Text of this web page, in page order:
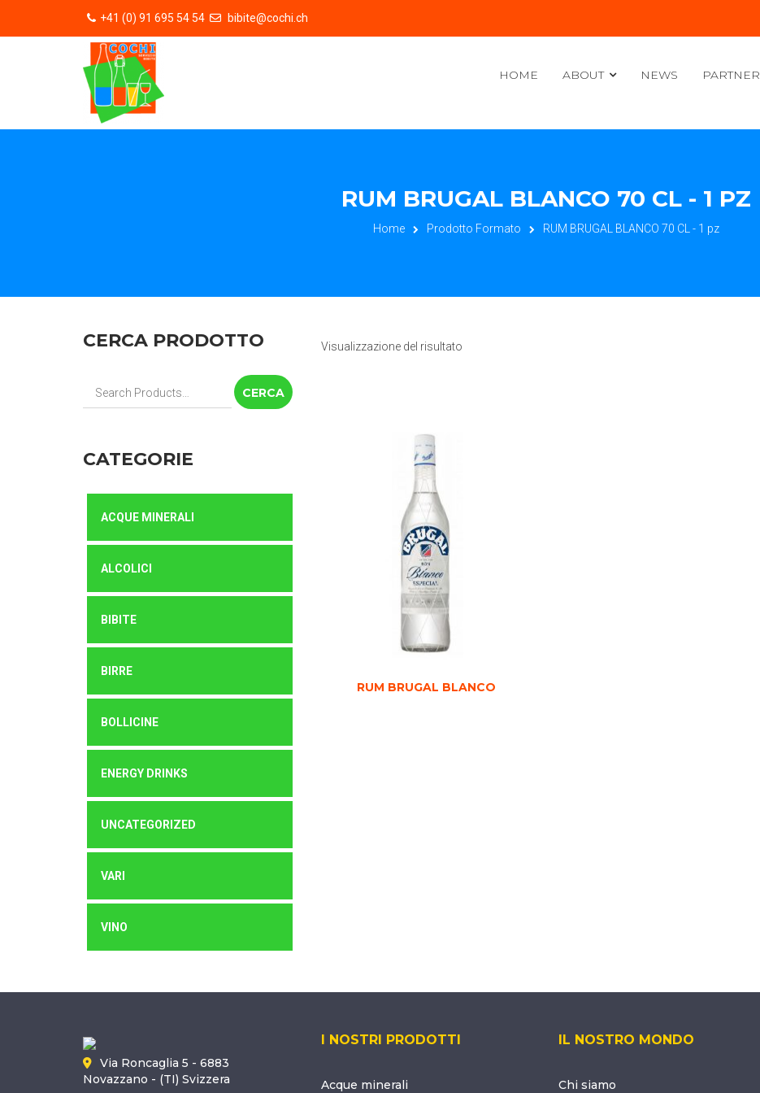
+41 (0) 91 695 54 54 bibite@cochi.ch
HOME ABOUT NEWS PARTNER
RUM BRUGAL BLANCO 70 CL - 1 PZ
Home Prodotto Formato RUM BRUGAL BLANCO 70 CL - 1 pz
Visualizzazione del risultato
RUM BRUGAL BLANCO
CERCA PRODOTTO
Cerca:
CATEGORIE
ACQUE MINERALI
ALCOLICI
BIBITE
BIRRE
BOLLICINE
ENERGY DRINKS
UNCATEGORIZED
VARI
VINO
Via Roncaglia 5 - 6883
Novazzano - (TI) Svizzera
I NOSTRI PRODOTTI
Acque minerali
IL NOSTRO MONDO
Chi siamo